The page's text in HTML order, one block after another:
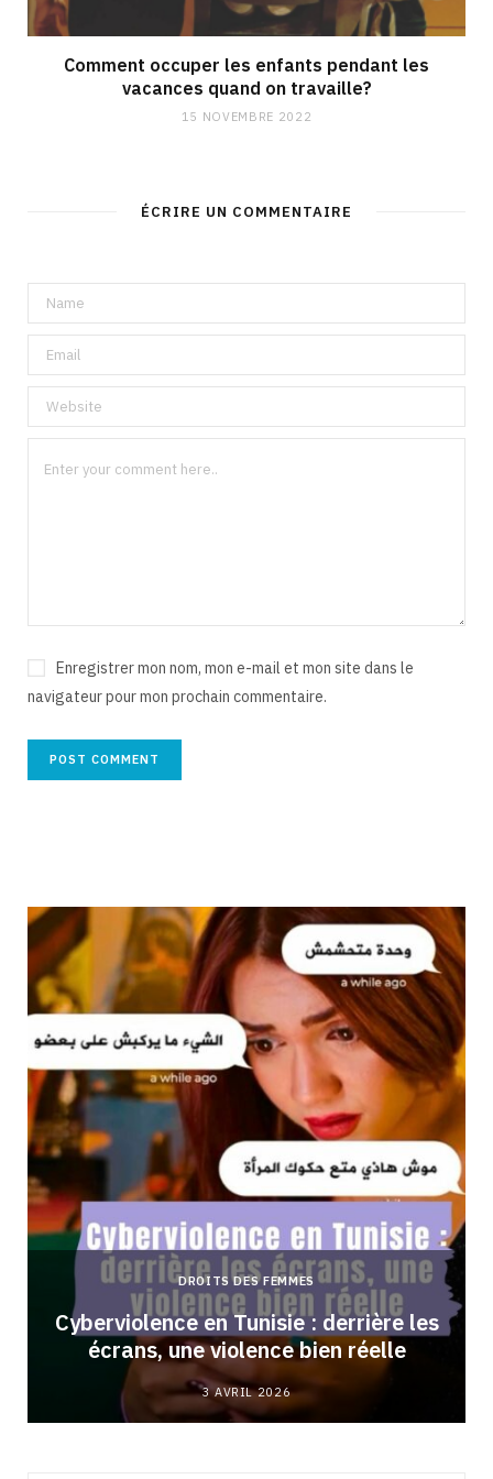
Comment occuper les enfants pendant les
vacances quand on travaille?
15 NOVEMBRE 2022
ÉCRIRE UN COMMENTAIRE
Enregistrer mon nom, mon e-mail et mon site dans le
navigateur pour mon prochain commentaire.
DROITS DES FEMMES
Cyberviolence en Tunisie : derrière les
écrans, une violence bien réelle
3 AVRIL 2026